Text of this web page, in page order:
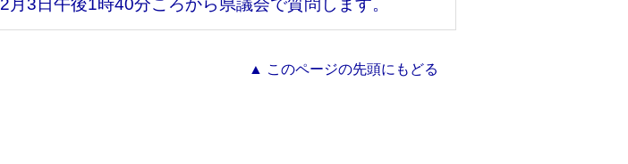
2月3日午後1時40分ころから県議会で質問します。
▲ このページの先頭にもどる